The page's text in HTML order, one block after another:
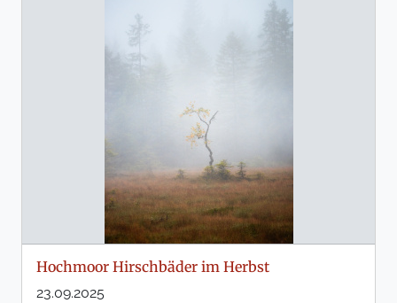
Hochmoor Hirschbäder im Herbst
23.09.2025